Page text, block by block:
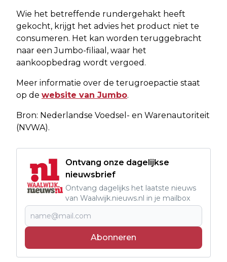
Wie het betreffende rundergehakt heeft
gekocht, krijgt het advies het product niet te
consumeren. Het kan worden teruggebracht
naar een Jumbo-filiaal, waar het
aankoopbedrag wordt vergoed.
Meer informatie over de terugroepactie staat
op de website van Jumbo.
Bron: Nederlandse Voedsel- en Warenautoriteit
(NVWA).
Ontvang onze dagelijkse
nieuwsbrief
Ontvang dagelijks het laatste nieuws
van Waalwijk.nieuws.nl in je mailbox
Abonneren